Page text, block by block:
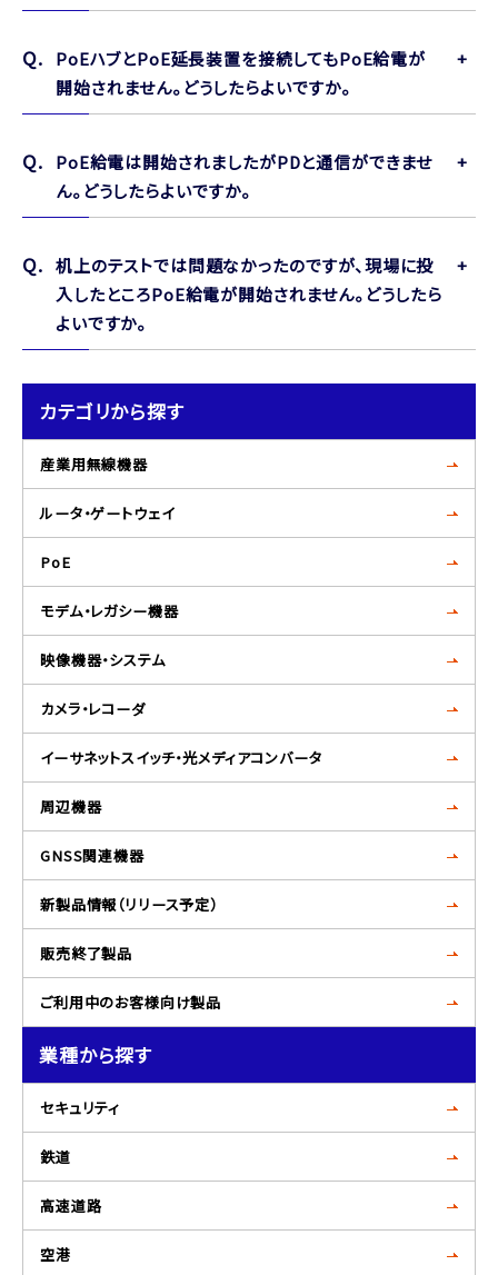
カテゴリから探す
産業用無線機器
ルータ・ゲートウェイ
PoE
モデム・レガシー機器
映像機器・システム
カメラ・レコーダ
イーサネットスイッチ・光メディアコンバータ
周辺機器
GNSS関連機器
新製品情報（リリース予定）
販売終了製品
ご利用中のお客様向け製品
業種から探す
セキュリティ
鉄道
高速道路
空港
PoEハブとPoE延長装置を接続してもPoE給電が
開始されません。どうしたらよいですか。
PoE給電は開始されましたがPDと通信ができませ
ん。どうしたらよいですか。
机上のテストでは問題なかったのですが、現場に投
入したところPoE給電が開始されません。どうしたら
よいですか。